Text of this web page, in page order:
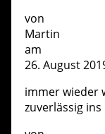
von
Martin
am
26. August
immer wieder
zuverlässig